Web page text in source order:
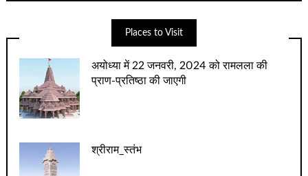
Places to Visit
अयोध्‍या में 22 जनवरी, 2024 को रामलला की
प्राण-प्रतिष्‍ठा की जाएगी
श्रीराम_स्तंभ